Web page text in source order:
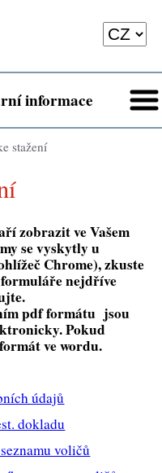
informace
stažení
zobrazit ve Vašem
se vyskytly u
Chrome), zkuste
nejdříve
pdf formátu jsou
Pokud
ve wordu.
údajů
dokladu
voličů